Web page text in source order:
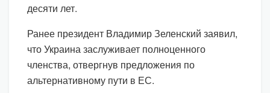
десяти лет.
Ранее президент Владимир Зеленский заявил,
что Украина заслуживает полноценного
членства, отвергнув предложения по
альтернативному пути в ЕС.